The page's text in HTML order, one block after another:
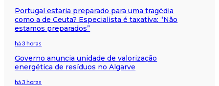
Portugal estaria preparado para uma tragédia
como a de Ceuta? Especialista é taxativa: “Não
estamos preparados”
há 3 horas
Governo anuncia unidade de valorização
energética de resíduos no Algarve
há 3 horas